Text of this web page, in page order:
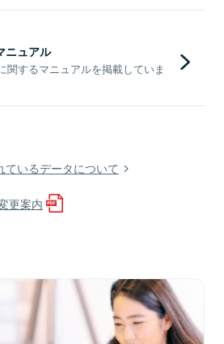
ニュアル
関するマニュアルを掲載していま
いるデータについて
更案内